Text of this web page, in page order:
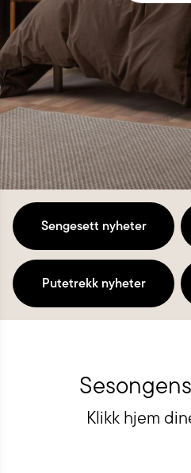
Sengesett nyheter
Putetrekk nyheter
Klikk hjem